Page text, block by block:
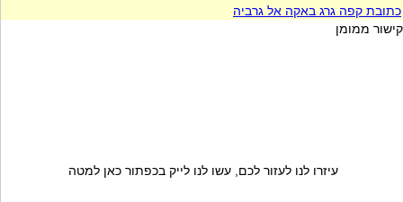
כתובת קפה גרג באקה אל גרביה
קישור ממומן
עיזרו לנו לעזור לכם, עשו לנו לייק בכפתור כאן למטה